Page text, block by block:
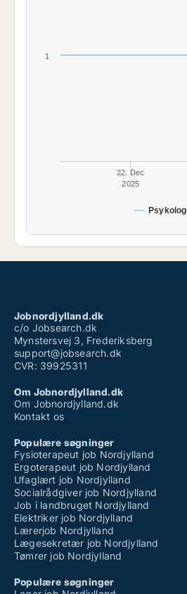
Psykolog
22. Dec
2025
1
Jobnordjylland.dk
c/o Jobsearch.dk
Mynstersvej 3, Frederiksberg
support@jobsearch.dk
CVR: 39925311
Om Jobnordjylland.dk
Om Jobnordjylland.dk
Kontakt os
Populære søgninger
Fysioterapeut job Nordjylland
Ergoterapeut job Nordjylland
Ufaglært job Nordjylland
Socialrådgiver job Nordjylland
Job i landbruget Nordjylland
Elektriker job Nordjylland
Lærerjob Nordjylland
Lægesekretær job Nordjylland
Tømrer job Nordjylland
Populære søgninger